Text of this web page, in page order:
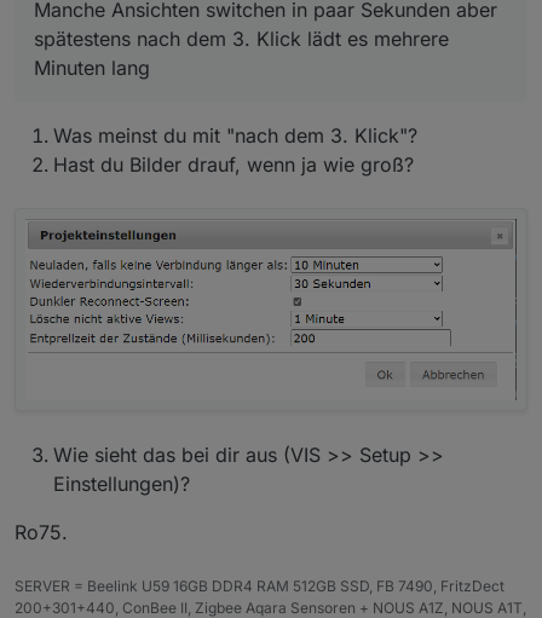
funktioniert.
-ozone-platform=wayland
also ich habe dein Befehl mal probiert und es läuft
irgendwie im Gesamten etwas langsamer als zuvor.
Manche Ansichten switchen in paar Sekunden aber
lang. Aber so die Visualisierung ist halt etwas träger.
Browserabsturz hatte ich bisher nicht, das schonmal
das gute hierbei.
Manche Ansichten switchen in paar Sekunden aber
spätestens nach dem 3. Klick lädt es mehrere
Minuten lang
Was meinst du mit "nach dem 3. Klick"?
Hast du Bilder drauf, wenn ja wie groß?
Wie sieht das bei dir aus (VIS >> Setup >>
Einstellungen)?
Ro75.
SERVER = Beelink U59 16GB DDR4 RAM 512GB SSD, FB 7490, FritzDect
200+301+440, ConBee II, Zigbee Aqara Sensoren + NOUS A1Z, NOUS A1T,